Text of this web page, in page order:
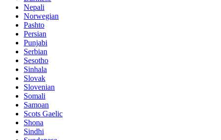
Nepali
Norwegian
Pashto
Persian
Punjabi
Serbian
Sesotho
Sinhala
Slovak
Slovenian
Somali
Samoan
Scots Gaelic
Shona
Sindhi